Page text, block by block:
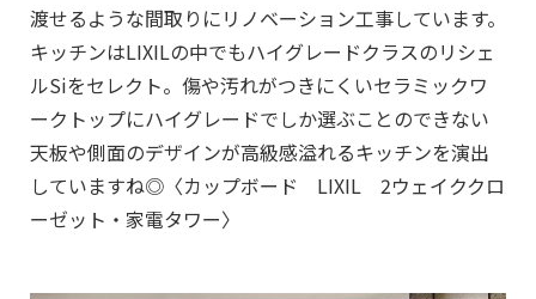
渡せるような間取りにリノベーション工事しています。
キッチンはLIXILの中でもハイグレードクラスのリシェ
ルSiをセレクト。傷や汚れがつきにくいセラミックワ
ークトップにハイグレードでしか選ぶことのできない
天板や側面のデザインが高級感溢れるキッチンを演出
していますね◎〈カップボード LIXIL 2ウェイククロ
ーゼット・家電タワー〉